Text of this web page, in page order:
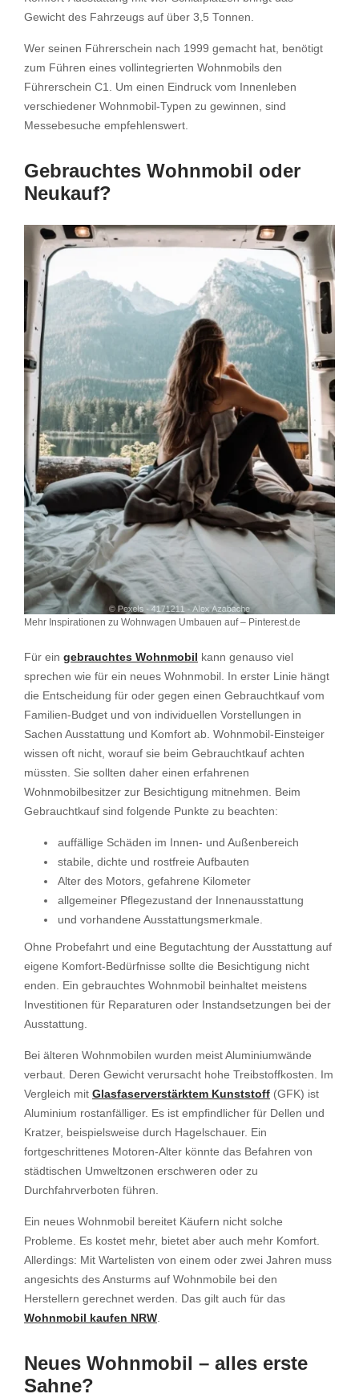
Gewicht des Fahrzeugs auf über 3,5 Tonnen.
Wer seinen Führerschein nach 1999 gemacht hat, benötigt
zum Führen eines vollintegrierten Wohnmobils den
Führerschein C1. Um einen Eindruck vom Innenleben
verschiedener Wohnmobil-Typen zu gewinnen, sind
Messebesuche empfehlenswert.
Gebrauchtes Wohnmobil oder
Neukauf?
Mehr Inspirationen zu Wohnwagen Umbauen auf – Pinterest.de
Für ein gebrauchtes Wohnmobil
kann genauso viel
sprechen wie für ein neues Wohnmobil. In erster Linie hängt
die Entscheidung für oder gegen einen Gebrauchtkauf vom
Familien-Budget und von individuellen Vorstellungen in
Sachen Ausstattung und Komfort ab. Wohnmobil-Einsteiger
wissen oft nicht, worauf sie beim Gebrauchtkauf achten
müssten. Sie sollten daher einen erfahrenen
Wohnmobilbesitzer zur Besichtigung mitnehmen. Beim
Gebrauchtkauf sind folgende Punkte zu beachten:
auffällige Schäden im Innen- und Außenbereich
stabile, dichte und rostfreie Aufbauten
Alter des Motors, gefahrene Kilometer
allgemeiner Pflegezustand der Innenausstattung
und vorhandene Ausstattungsmerkmale.
Ohne Probefahrt und eine Begutachtung der Ausstattung auf
eigene Komfort-Bedürfnisse sollte die Besichtigung nicht
enden. Ein gebrauchtes Wohnmobil beinhaltet meistens
Investitionen für Reparaturen oder Instandsetzungen bei der
Ausstattung.
Bei älteren Wohnmobilen wurden meist Aluminiumwände
verbaut. Deren Gewicht verursacht hohe Treibstoffkosten. Im
Vergleich mit Glasfaserverstärktem Kunststoff (GFK) ist
Aluminium rostanfälliger. Es ist empfindlicher für Dellen und
Kratzer, beispielsweise durch Hagelschauer. Ein
fortgeschrittenes Motoren-Alter könnte das Befahren von
städtischen Umweltzonen erschweren oder zu
Durchfahrverboten führen.
Ein neues Wohnmobil bereitet Käufern nicht solche
Probleme. Es kostet mehr, bietet aber auch mehr Komfort.
Allerdings: Mit Wartelisten von einem oder zwei Jahren muss
angesichts des Ansturms auf Wohnmobile bei den
Herstellern gerechnet werden. Das gilt auch für das
Wohnmobil kaufen NRW.
Neues Wohnmobil – alles erste
Sahne?